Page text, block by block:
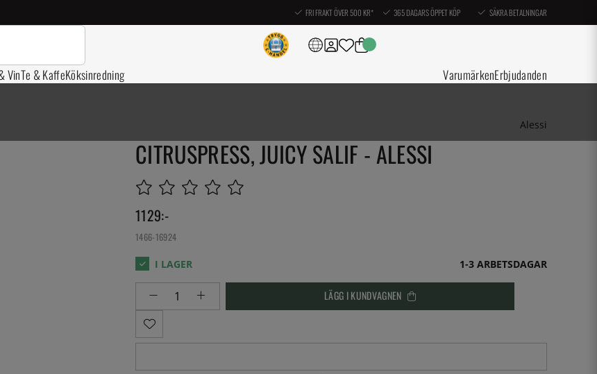
FRI FRAKT ÖVER 500 KR* 365 DAGARS ÖPPET KÖP SÄKRA BETALNINGAR
VinTe & KaffeKöksinredning VarumärkenErbjudanden
Alessi
CITRUSPRESS, JUICY SALIF - ALESSI
1129:-
1466-16924
1-3 ARBETSDAGAR
LÄGG I KUNDVAGNEN